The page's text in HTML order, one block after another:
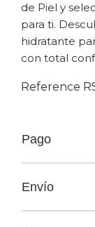
de Piel y
para ti.
hidratante
con total
Reference
Pago
Envío